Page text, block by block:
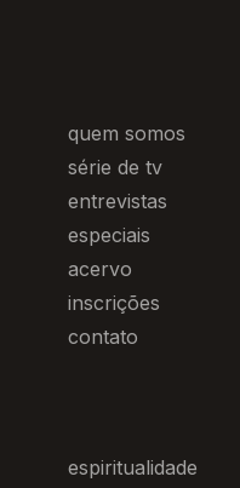
quem somos
série de tv
entrevistas
especiais
acervo
inscrições
contato
espiritualidade